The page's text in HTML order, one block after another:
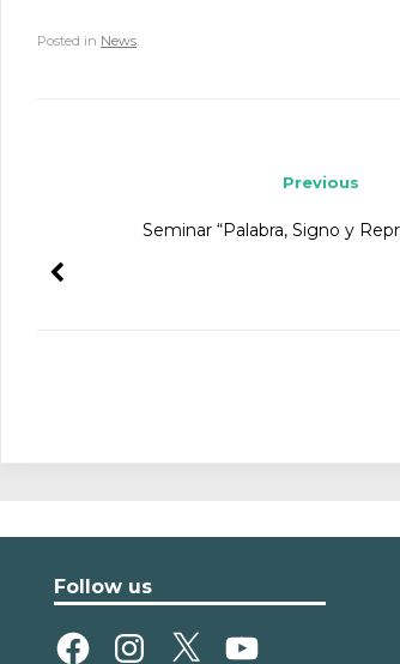
Posted in News.
Previous
Seminar “Palabra, Signo y
Follow us
FacebookInstagram
X YouTube